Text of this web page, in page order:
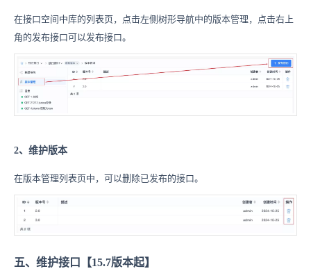
在接口空间中库的列表页，点击左侧树形导航中的版本管理，点击右上
角的发布接口可以发布接口。
2、维护版本
在版本管理列表页中，可以删除已发布的接口。
五、维护接口【15.7版本起】